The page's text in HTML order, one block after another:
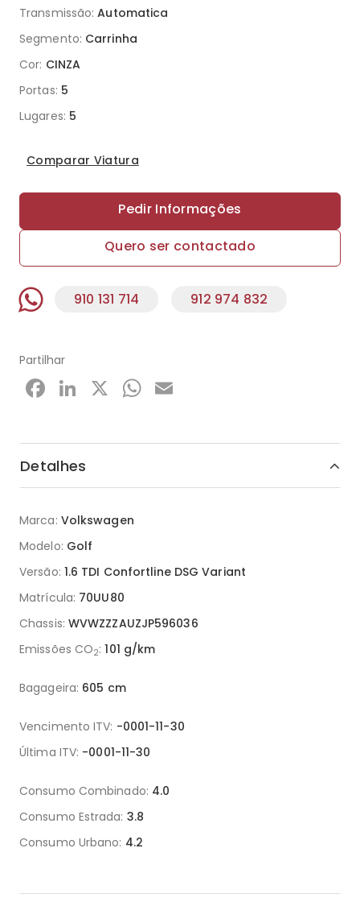
Transmissão: Automatica
Segmento: Carrinha
Cor: CINZA
Portas: 5
Lugares: 5
Comparar Viatura
Pedir Informações
Quero ser contactado
910 131 714 912 974 832
Partilhar
Facebook
LinkedIn
X WhatsApp
Detalhes
Marca: Volkswagen
Modelo: Golf
Versão: 1.6 TDI Confortline DSG Variant
Matrícula: 70UU80
Chassis: WVWZZZAUZJP596036
Emissões CO2: 101 g/km
Bagageira: 605 cm
Vencimento ITV: -0001-11-30
Última ITV: -0001-11-30
Consumo Combinado: 4.0
Consumo Estrada: 3.8
Consumo Urbano: 4.2